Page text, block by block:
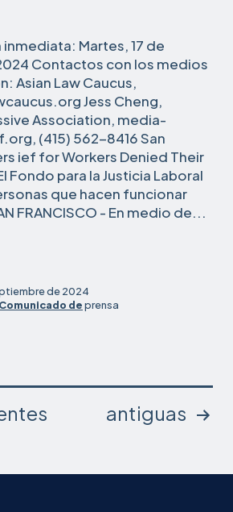
Martes, 17 de
Contactos con los medios
Asian Law Caucus,
Jess Cheng,
Association, media-
(415) 562-8416 San
,
Supervisors
&
Worker
ief for Workers Denied Their
Fondo para la Justicia Laboral
que hacen funcionar
FRANCISCO - En medio de...
&
de 2024
Comunicado deprensa
antiguas